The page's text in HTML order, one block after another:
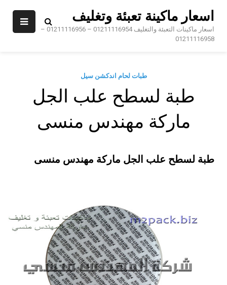
اسعار ماكينة تعبئة وتغليف
اسعار ماكينات التعبئة والتغليف 01211116954 – 01211116956 –
01211116958
طبات لحام اندكشن سيل
طبة لسطح علب الجل
ماركة مهندس منسى
طبة لسطح علب الجل ماركة مهندس منسى